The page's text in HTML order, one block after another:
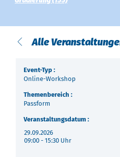
Indonesia
Alle
Event-Typ :
Online-Workshop
Themenbereich :
Passform
Veranstaltungsdatum :
29.09.2026
09:00 - 15:30 Uhr